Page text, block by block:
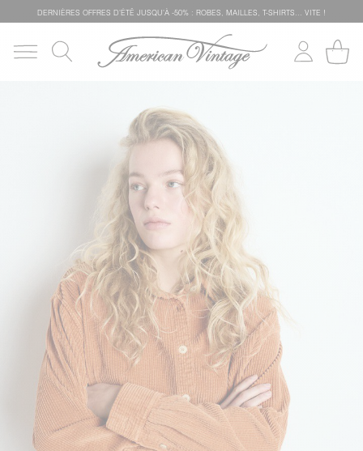
DERNIÈRES OFFRES D'ÉTÊ JUSQU'À -50% : ROBES, MAILLES, T-SHIRTS... VITE !